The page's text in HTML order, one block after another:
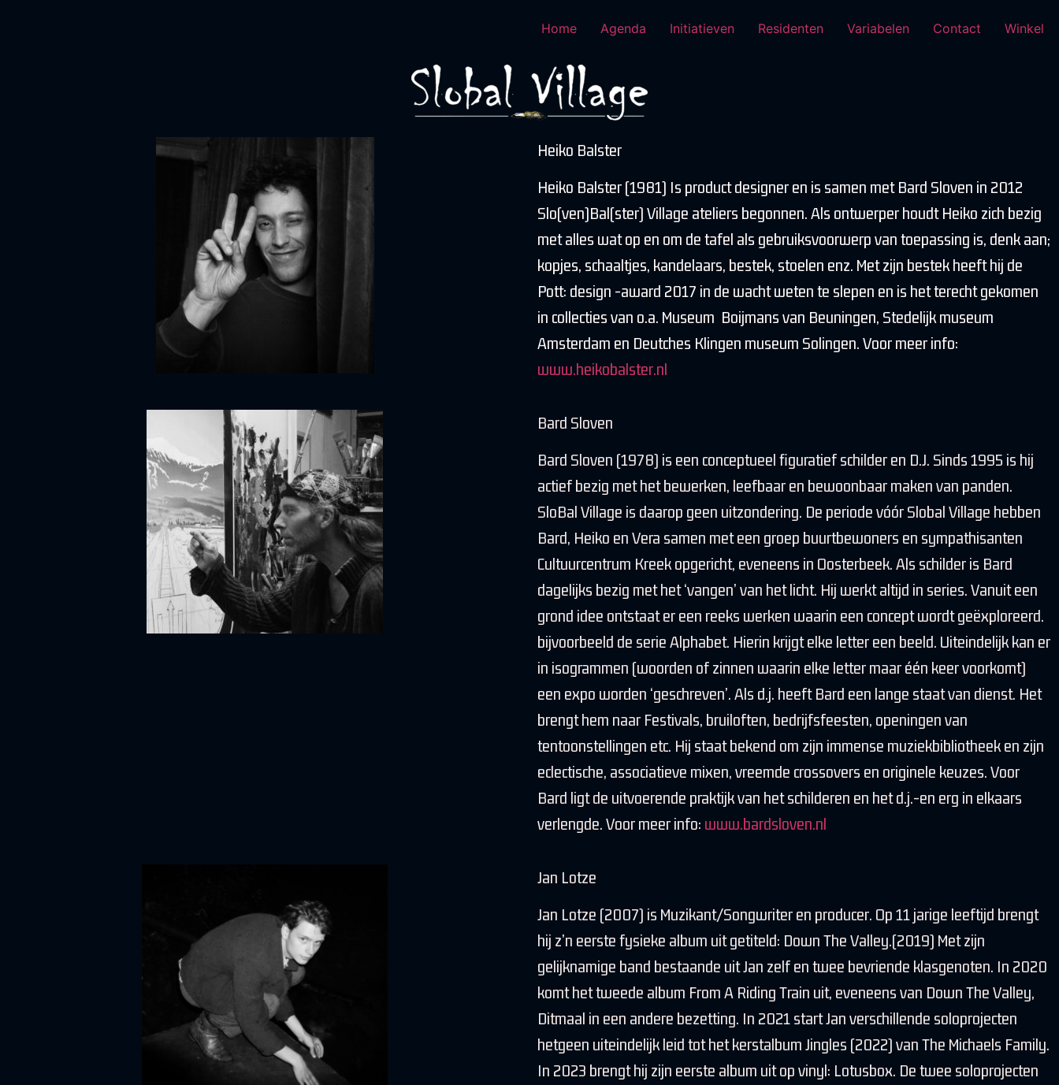
Home Agenda Initiatieven Residenten Variabelen Contact Winkel
Heiko Balster
Heiko Balster (1981) Is product designer en is samen met Bard Sloven in 2012
Slo(ven)Bal(ster) Village ateliers begonnen. Als ontwerper houdt Heiko zich bezig
met alles wat op en om de tafel als gebruiksvoorwerp van toepassing is, denk aan;
kopjes, schaaltjes, kandelaars, bestek, stoelen enz. Met zijn bestek heeft hij de
Pott: design -award 2017 in de wacht weten te slepen en is het terecht gekomen
in collecties van o.a. Museum Boijmans van Beuningen, Stedelijk museum
Amsterdam en Deutches Klingen museum Solingen. Voor meer info:
www.heikobalster.nl
Bard Sloven
Bard Sloven (1978) is een conceptueel figuratief schilder en D.J. Sinds 1995 is hij
actief bezig met het bewerken, leefbaar en bewoonbaar maken van panden.
SloBal Village is daarop geen uitzondering. De periode vóór Slobal Village hebben
Bard, Heiko en Vera samen met een groep buurtbewoners en sympathisanten
Cultuurcentrum Kreek opgericht, eveneens in Oosterbeek. Als schilder is Bard
dagelijks bezig met het ‘vangen’ van het licht. Hij werkt altijd in series. Vanuit een
grond idee ontstaat er een reeks werken waarin een concept wordt geëxploreerd.
bijvoorbeeld de serie Alphabet. Hierin krijgt elke letter een beeld. Uiteindelijk kan er
in isogrammen (woorden of zinnen waarin elke letter maar één keer voorkomt)
een expo worden ‘geschreven’. Als d.j. heeft Bard een lange staat van dienst. Het
brengt hem naar Festivals, bruiloften, bedrijfsfeesten, openingen van
tentoonstellingen etc. Hij staat bekend om zijn immense muziekbibliotheek en zijn
eclectische, associatieve mixen, vreemde crossovers en originele keuzes. Voor
Bard ligt de uitvoerende praktijk van het schilderen en het d.j.-en erg in elkaars
verlengde. Voor meer info: www.bardsloven.nl
Jan Lotze
Jan Lotze (2007) is Muzikant/Songwriter en producer. Op 11 jarige leeftijd brengt
hij z’n eerste fysieke album uit getiteld: Down The Valley.(2019) Met zijn
gelijknamige band bestaande uit Jan zelf en twee bevriende klasgenoten. In 2020
komt het tweede album From A Riding Train uit, eveneens van Down The Valley,
Ditmaal in een andere bezetting. In 2021 start Jan verschillende soloprojecten
hetgeen uiteindelijk leid tot het kerstalbum Jingles (2022) van The Michaels Family.
In 2023 brengt hij zijn eerste album uit op vinyl: Lotusbox. De twee soloprojecten